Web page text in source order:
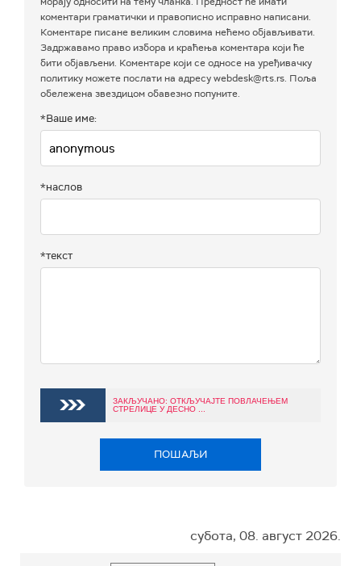
коментари граматички и правописно исправно написани.
Коментаре писане великим словима нећемо објављивати.
Задржавамо право избора и краћења коментара који ће
бити објављени. Коментаре који се односе на уређивачку
политику можете послати на адресу webdesk@rts.rs. Поља
обележена звездицом обавезно попуните.
*Ваше име:
*наслов
*текст
ЗАКЉУЧАНО: ОТКЉУЧАЈТЕ ПОВЛАЧЕЊЕМ
СТРЕЛИЦЕ У ДЕСНО ...
ПОШАЉИ
субота, 08. август 2026.